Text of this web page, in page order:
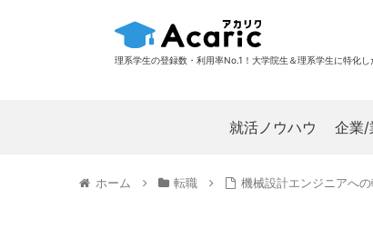
理系学生の登録数・利用率No.1！大学院生＆理系学生に特化し
就活ノウハウ 企業/
ホーム 転職 機械設計エンジニアへ